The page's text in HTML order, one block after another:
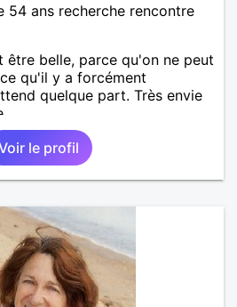
54 ans recherche rencontre
être belle, parce qu'on ne peut
qu'il y a forcément
quelque part. Très envie
le profil